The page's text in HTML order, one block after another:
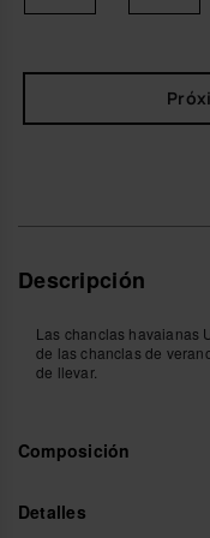
Descripción
Las chanclas havaianas
de las chanclas de
de llevar.
desde el primer paso y
Funcionan igual de bien
cuerpo ni en la cabeza.
Composición
Detalles